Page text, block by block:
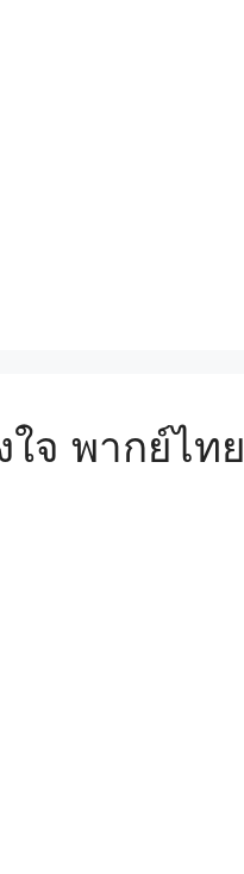
ใจ พากย์ไทย